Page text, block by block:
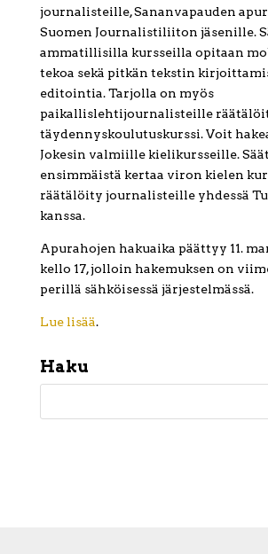
journalisteille, Sananvapauden
Suomen Journalistiliiton jäsenille.
ammatillisilla kursseilla opitaan
tekoa sekä pitkän tekstin
editointia. Tarjolla on myös
paikallislehtijournalisteille
täydennyskoulutuskurssi. Voit
Jokesin valmiille kielikursseille.
ensimmäistä kertaa viron kielen
räätälöity journalisteille yhdessä
kanssa.
Apurahojen hakuaika päättyy 11.
kello 17, jolloin hakemuksen on
perillä sähköisessä järjestelmässä.
Lue lisää.
Haku